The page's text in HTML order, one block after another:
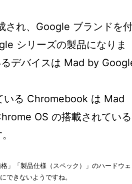
され、Google ブランドを
シリーズの製品になりま
デバイスは Mad by
いる Chromebook は Mad
OS の搭載されている
」「製品仕様（スペック）」のハードウェ
きないようですね。